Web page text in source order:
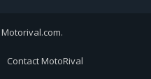
Motorival.com.
Contact MotoRival